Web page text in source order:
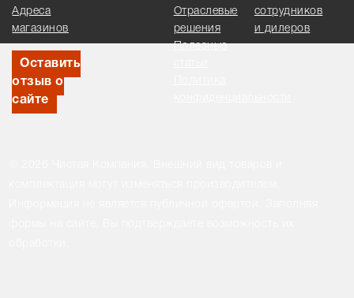
Адреса
магазинов
Оставить
отзыв о
сайте
Отраслевые
решения
Полезные
сотрудников
и дилеров